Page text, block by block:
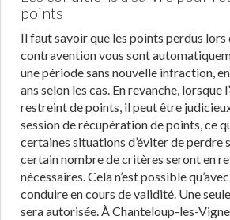
points
Il faut savoir que les points perdus lors
contravention vous sont
une période sans nouvelle infraction,
ans selon les cas. En revanche, lorsque
restreint de points, il peut être
session de récupération de points, ce
certaines situations d’éviter de perdre
certain nombre de critères seront en
nécessaires. Cela n’est possible
conduire en cours de validité. Une
sera autorisée. À Chanteloup-les-